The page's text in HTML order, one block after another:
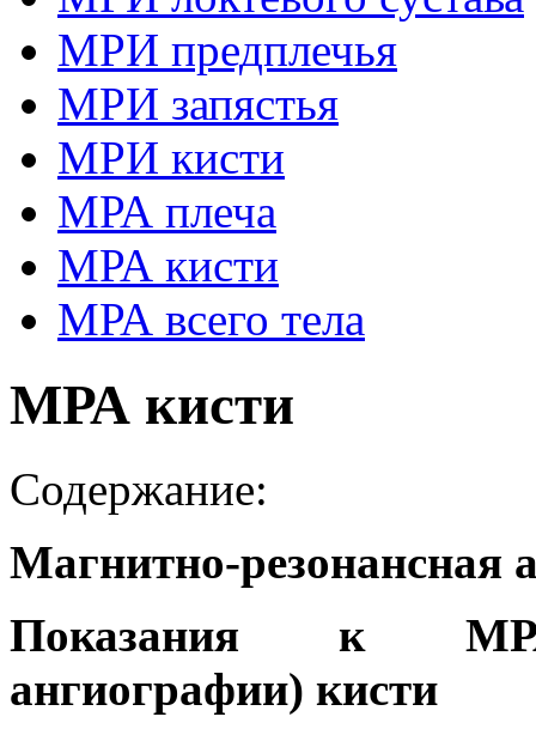
МРИ предплечья
МРИ запястья
МРИ кисти
МРА плеча
МРА кисти
МРА всего тела
МРА кисти
Содержание:
Магнитно-резонансная
Показания к МРА
ангиографии) кисти